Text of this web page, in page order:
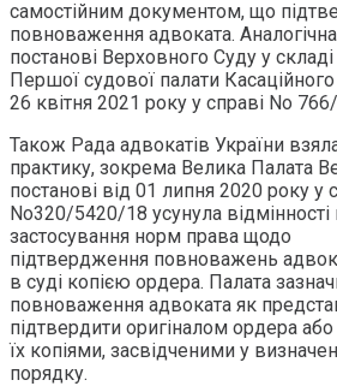
самостійним документом, що
повноваження адвоката.
постанові Верховного Суду у складі
Першої судової палати
26 квітня 2021 року у справі No
Також Рада адвокатів України
практику, зокрема Велика Палата
постанові від 01 липня 2020 року у
No320/5420/18 усунула відмінності
застосування норм права щодо
підтвердження повноважень
в суді копією ордера. Палата
повноваження адвоката як
підтвердити оригіналом ордера або
їх копіями, засвідченими у
порядку.